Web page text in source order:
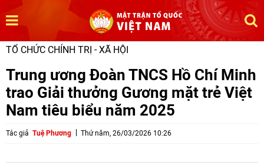
TỔ CHỨC CHÍNH TRỊ - XÃ HỘI
Trung ương Đoàn TNCS Hồ Chí Minh
trao Giải thưởng Gương mặt trẻ Việt
Nam tiêu biểu năm 2025
Tác giả Tuệ Phương Thứ năm, 26/03/2026 10:26